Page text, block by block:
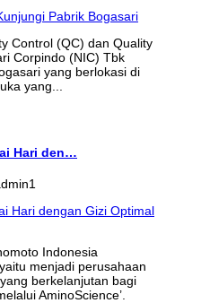
Control (QC) dan Quality
Corpindo (NIC) Tbk
yang berlokasi di
yang...
Hari den…
Indonesia
menjadi perusahaan
berkelanjutan bagi
AminoScience’.